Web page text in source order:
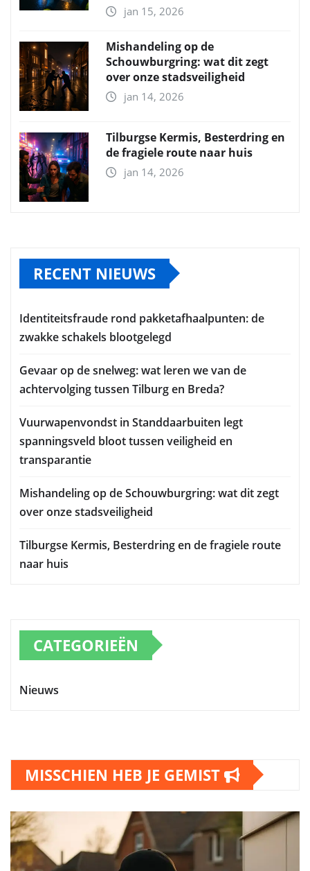
jan 15, 2026
Mishandeling op de
Schouwburgring: wat dit zegt
over onze stadsveiligheid
jan 14, 2026
Tilburgse Kermis, Besterdring en
de fragiele route naar huis
jan 14, 2026
RECENT NIEUWS
Identiteitsfraude rond pakketafhaalpunten: de
zwakke schakels blootgelegd
Gevaar op de snelweg: wat leren we van de
achtervolging tussen Tilburg en Breda?
Vuurwapenvondst in Standdaarbuiten legt
spanningsveld bloot tussen veiligheid en
transparantie
Mishandeling op de Schouwburgring: wat dit zegt
over onze stadsveiligheid
Tilburgse Kermis, Besterdring en de fragiele route
naar huis
CATEGORIEËN
Nieuws
MISSCHIEN HEB JE GEMIST